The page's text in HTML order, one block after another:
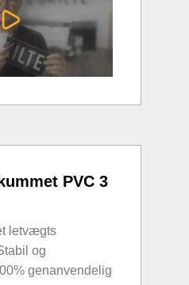
PVC 3
letvægts
og
genanvendelig